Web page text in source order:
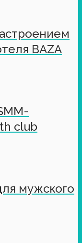
BAZA
club
мужского